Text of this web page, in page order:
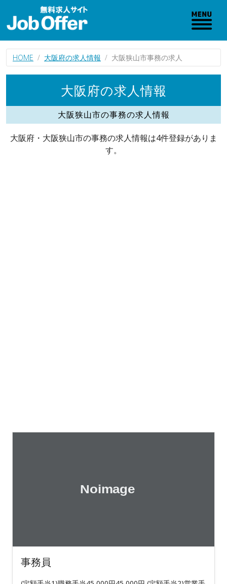
HOME 大阪府の求人情報 大阪狭山市事務の求人
大阪府の求人情報
大阪狭山市の事務の求人情報
大阪府・大阪狭山市の事務の求人情報は4件登録がありま
す。
事務員